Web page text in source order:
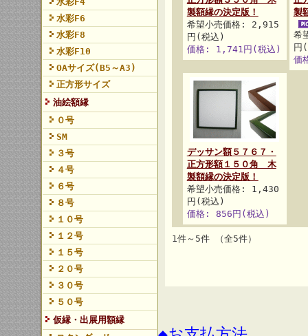
水彩F6
水彩F8
水彩F10
OAサイズ(B5～A3)
正方形サイズ
油絵額縁
０号
SM
３号
４号
６号
８号
１０号
１２号
１５号
２０号
３０号
５０号
仮縁・出展用額縁
製額縁の決定版！
希望小売価格: 2,915
円(税込)
価格: 1,741円(税込)
製
希
円
価
デッサン額５７６７・
正方形額１５０角 木
製額縁の決定版！
希望小売価格: 1,430
円(税込)
価格: 856円(税込)
1件～5件 （全5件）